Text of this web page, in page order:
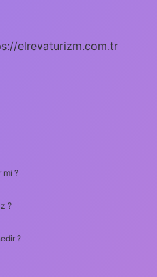
elrevaturizm.com.tr
mi ?
?
?